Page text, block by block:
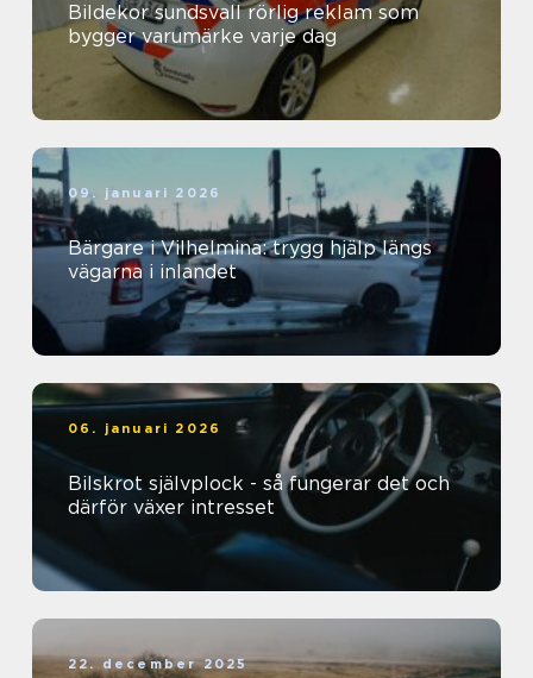
Bildekor sundsvall rörlig reklam som
bygger varumärke varje dag
09. januari 2026
Bärgare i Vilhelmina: trygg hjälp längs
vägarna i inlandet
06. januari 2026
Bilskrot självplock - så fungerar det och
därför växer intresset
22. december 2025